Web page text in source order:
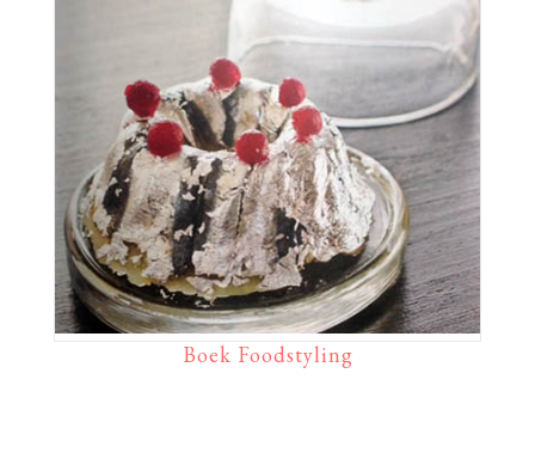
Boek Foodstyling